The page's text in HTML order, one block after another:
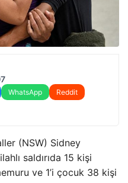
WhatsApp
Reddit
(NSW) Sidney
saldırıda 15 kişi
ve 1’i çocuk 38 kişi